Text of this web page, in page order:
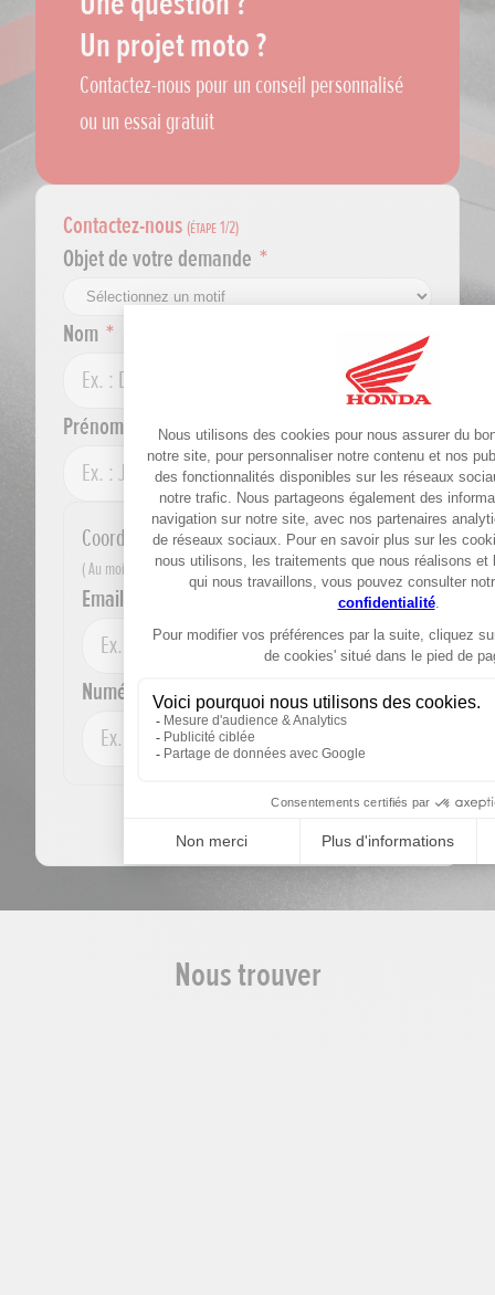
Un projet moto ?
Contactez-nous pour un conseil personnalisé
ou un essai gratuit
Contactez-nous (étape1/2)
Objet de votre demande
Nom
Prénom
Coordonnées de contact
Au moins un moyen de contact est requis.
Email
Numéro de téléphone
Étape suivante(1/2)
Nous trouver